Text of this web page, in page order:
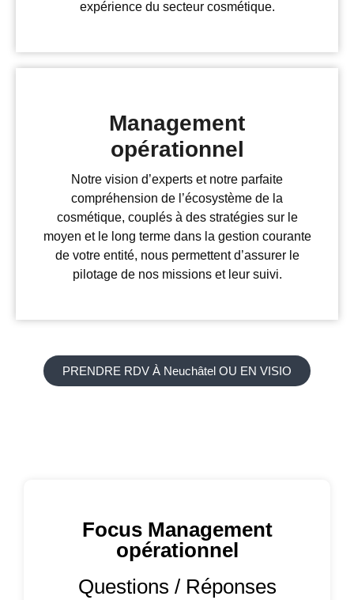
expérience du secteur cosmétique.
Management
opérationnel
Notre vision d’experts et notre parfaite
compréhension de l’écosystème de la
cosmétique, couplés à des stratégies sur le
moyen et le long terme dans la gestion courante
de votre entité, nous permettent d’assurer le
pilotage de nos missions et leur suivi.
PRENDRE RDV À Neuchâtel OU EN VISIO
Focus Management
opérationnel
Questions / Réponses